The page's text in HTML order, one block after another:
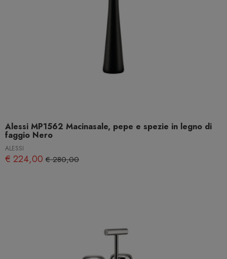
Alessi MP1562 Macinasale, pepe e spezie in legno di
faggio Nero
ALESSI
€ 224,00 € 280,00